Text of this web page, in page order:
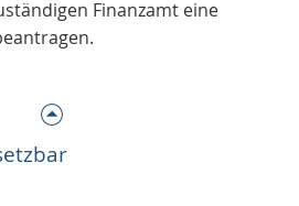
Finanzamt eine